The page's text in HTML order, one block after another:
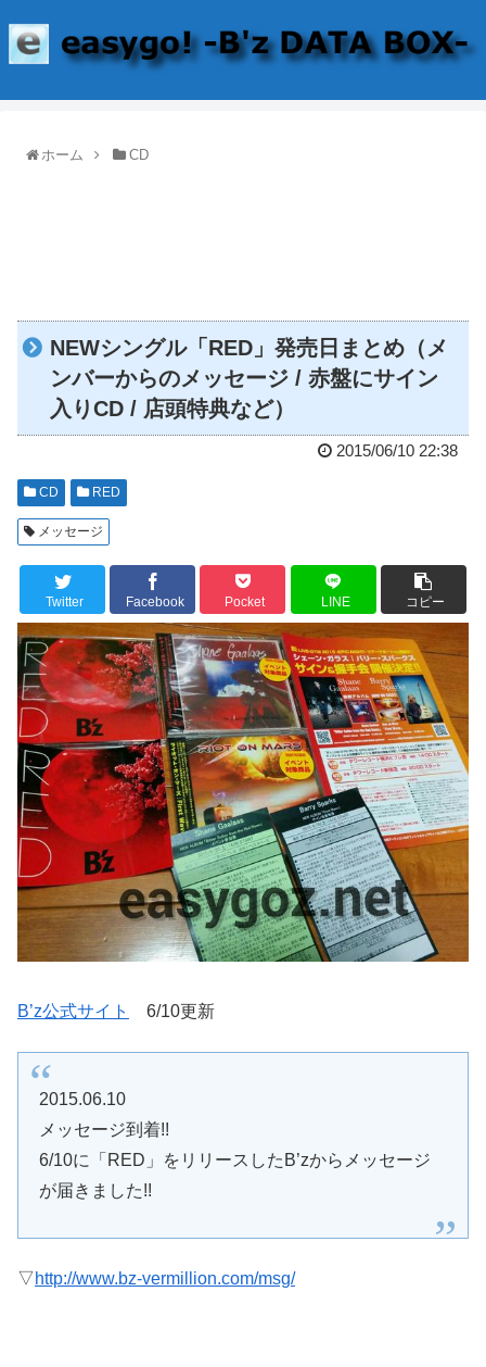
ホーム CD
NEWシングル「RED」発売日まとめ（メ
ンバーからのメッセージ / 赤盤にサイン
入りCD / 店頭特典など）
2015/06/10 22:38
CD RED
メッセージ
Twitter Facebook Pocket LINE コピー
B’z公式サイト 6/10更新
2015.06.10
メッセージ到着!!
6/10に「RED」をリリースしたB’zからメッセージ
が届きました!!
▽http://www.bz-vermillion.com/msg/